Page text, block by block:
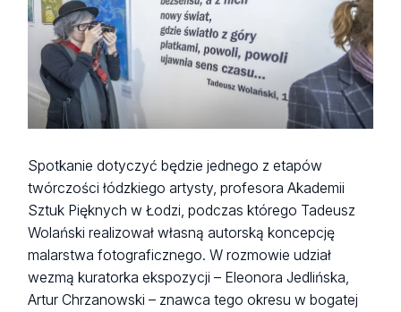
Spotkanie dotyczyć będzie jednego z etapów
twórczości łódzkiego artysty, profesora Akademii
Sztuk Pięknych w Łodzi, podczas którego Tadeusz
Wolański realizował własną autorską koncepcję
malarstwa fotograficznego. W rozmowie udział
wezmą kuratorka ekspozycji – Eleonora Jedlińska,
Artur Chrzanowski – znawca tego okresu w bogatej